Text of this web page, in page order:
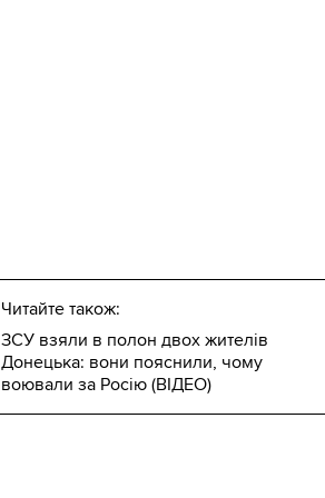
Читайте також:
ЗСУ взяли в полон двох жителів
Донецька: вони пояснили, чому
воювали за Росію (ВІДЕО)